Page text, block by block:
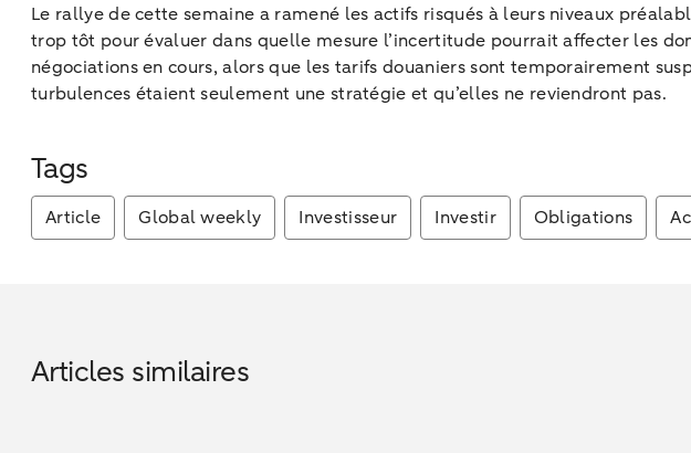
Le rallye de cette semaine a ramené les actifs risqués à leurs niveaux
trop tôt pour évaluer dans quelle mesure l’incertitude pourrait affecter les
négociations en cours, alors que les tarifs douaniers sont temporairement
turbulences étaient seulement une stratégie et qu’elles ne reviendront pas.
Tags
Article Global weekly Investisseur Investir Obligations
Articles similaires